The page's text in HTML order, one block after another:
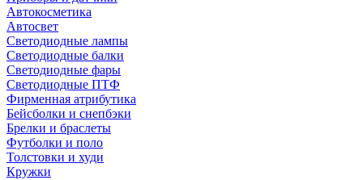
Автокосметика
Автосвет
Светодиодные лампы
Светодиодные балки
Светодиодные фары
Светодиодные ПТФ
Фирменная атрибутика
Бейсболки и снепбэки
Брелки и браслеты
Футболки и поло
Толстовки и худи
Кружки